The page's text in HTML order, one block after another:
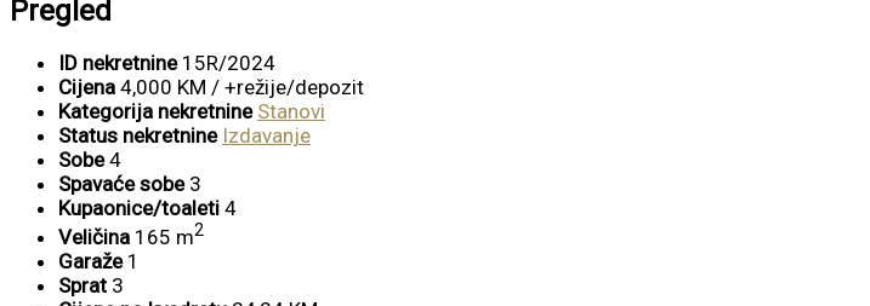
Pregled
ID nekretnine 15R/2024
Cijena 4,000 KM / +režije/depozit
Kategorija nekretnine Stanovi
Status nekretnine Izdavanje
Sobe 4
Spavaće sobe 3
Kupaonice/toaleti 4
Veličina 165 m2
Garaže 1
Sprat 3